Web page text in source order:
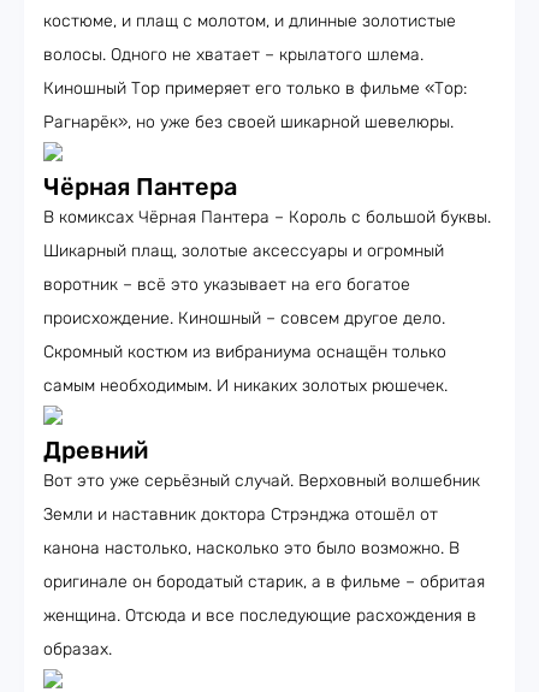
костюме, и плащ с молотом, и длинные золотистые
волосы. Одного не хватает – крылатого шлема.
Киношный Тор примеряет его только в фильме «Тор:
Рагнарёк», но уже без своей шикарной шевелюры.
Чёрная Пантера
В комиксах Чёрная Пантера – Король с большой буквы.
Шикарный плащ, золотые аксессуары и огромный
воротник – всё это указывает на его богатое
происхождение. Киношный – совсем другое дело.
Скромный костюм из вибраниума оснащён только
самым необходимым. И никаких золотых рюшечек.
Древний
Вот это уже серьёзный случай. Верховный волшебник
Земли и наставник доктора Стрэнджа отошёл от
канона настолько, насколько это было возможно. В
оригинале он бородатый старик, а в фильме – обритая
женщина. Отсюда и все последующие расхождения в
образах.